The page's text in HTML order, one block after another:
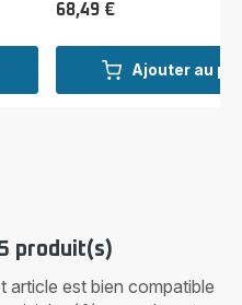
Ajouter au
Prix
68,49 €
produit(s)
article est bien compatible